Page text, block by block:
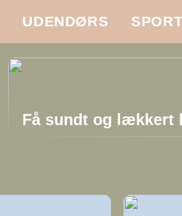
UDENDØRS
Få sundt og lækkert